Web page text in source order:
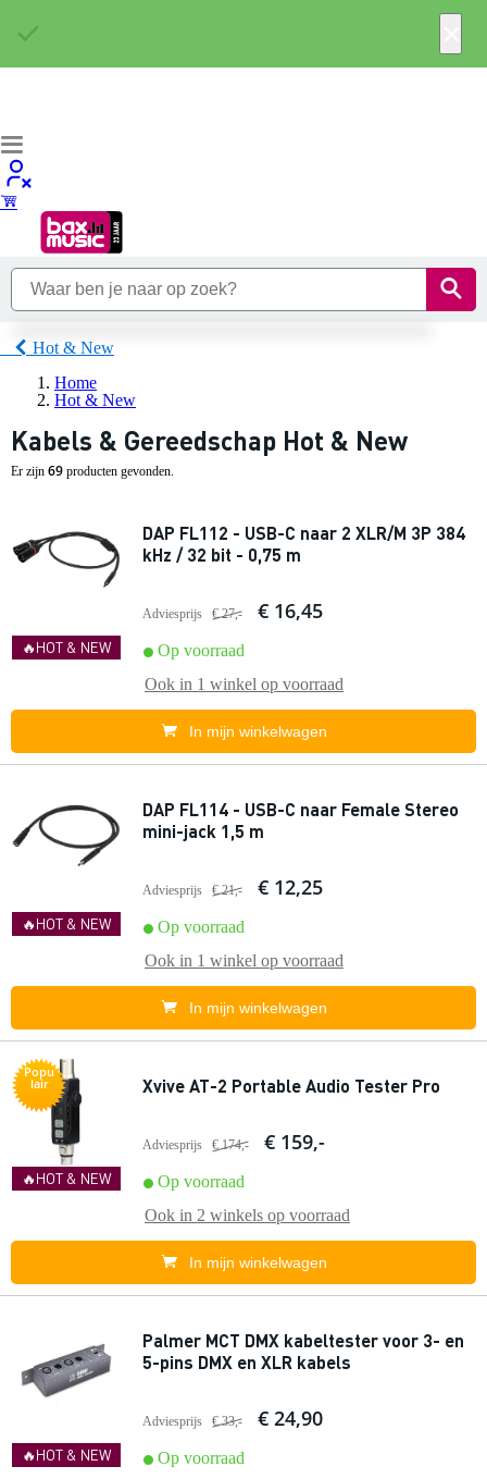
Hot & New
Home
Hot & New
Kabels & Gereedschap Hot & New
Er zijn 69 producten gevonden.
🔥HOT & NEW
DAP FL112 - USB-C naar 2 XLR/M 3P 384
kHz / 32 bit - 0,75 m
Adviesprijs € 27,- € 16,45
Op voorraad
Ook in 1 winkel op voorraad
In mijn winkelwagen
🔥HOT & NEW
DAP FL114 - USB-C naar Female Stereo
mini-jack 1,5 m
Adviesprijs € 21,- € 12,25
Op voorraad
Ook in 1 winkel op voorraad
In mijn winkelwagen
Popu
lair
🔥HOT & NEW
Xvive AT-2 Portable Audio Tester Pro
Adviesprijs € 174,- € 159,-
Op voorraad
Ook in 2 winkels op voorraad
In mijn winkelwagen
🔥HOT & NEW
Palmer MCT DMX kabeltester voor 3- en
5-pins DMX en XLR kabels
Adviesprijs € 33,- € 24,90
Op voorraad